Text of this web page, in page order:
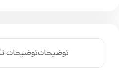
توضیحاتتوضیحات